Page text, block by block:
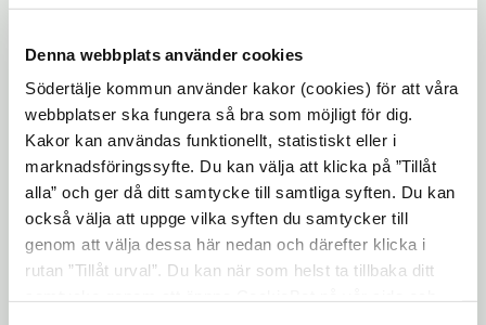
Denna webbplats använder cookies
Södertälje kommun använder kakor (cookies) för att våra
webbplatser ska fungera så bra som möjligt för dig.
Kakor kan användas funktionellt, statistiskt eller i
marknadsföringssyfte. Du kan välja att klicka på ”Tillåt
alla” och ger då ditt samtycke till samtliga syften. Du kan
också välja att uppge vilka syften du samtycker till
genom att välja dessa här nedan och därefter klicka i
rutan ”Tillåt urval”. Du kan när som helst ta tillbaka ditt
kan verkställas omgående görs individuella
bedömningar om vilket stöd som behövs i
avvaktan på att beslutet kan verkställas.
Det kan vara i form av ökat stöd i hemmet i
väntan på en plats på ett boende.
För äldreomsorgsnämnden, som bland
annat hanterar äldre med rätt till särskilt
boende och hemtjänst, så har inga ej